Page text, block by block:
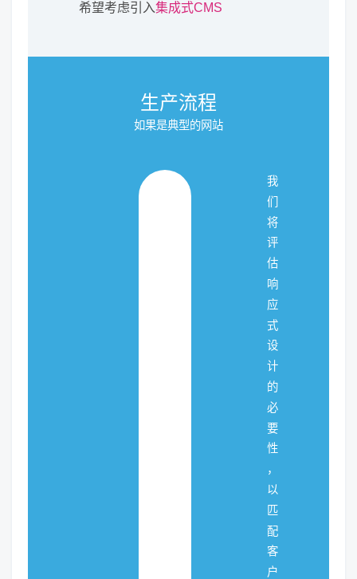
希望考虑引入集成式CMS
生产流程
如果是典型的网站
我
们
将
评
估
响
应
式
设
计
的
必
要
性
，
以
匹
配
客
户